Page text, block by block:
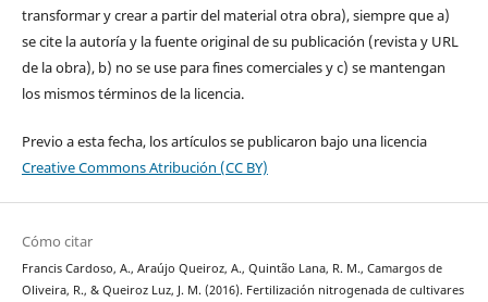
transformar y crear a partir del material otra obra), siempre que a)
se cite la autoría y la fuente original de su publicación (revista y URL
de la obra), b) no se use para fines comerciales y c) se mantengan
los mismos términos de la licencia.
Previo a esta fecha, los artículos se publicaron bajo una licencia
Creative Commons Atribución (CC BY)
Cómo citar
Francis Cardoso, A., Araújo Queiroz, A., Quintão Lana, R. M., Camargos de
Oliveira, R., & Queiroz Luz, J. M. (2016). Fertilización nitrogenada de cultivares